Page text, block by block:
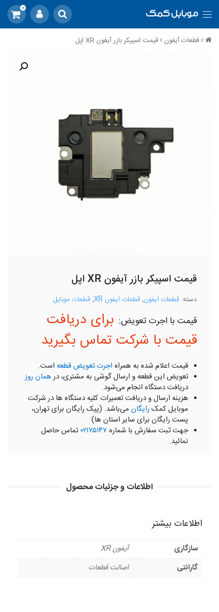
0
قطعات آیفون قیمت اسپیکر بازر آیفون XR اپل
قیمت اسپیکر بازر آیفون XR اپل
دسته: قطعات آیفون, قطعات آیفون XR , قطعات موبایل
برای دریافت
قیمت با شرکت تماس بگیرید
قیمت اعلام شده به همراه اجرت تعویض قطعه است.
تعویض این قطعه و ارسال گوشی به مشتری، درهمان روز
دریافت دستگاه انجام می‌شود.
هزینه ارسال و دریافت تعمیرات کلیه دستگاه ها در شرکت
موبایل کمک رایگان می‌باشد. (پیک رایگان برای تهران،
پست رایگان برای سایر استان ها)
جهت ثبت سفارش با شماره ۰۲۱۷۵۱۴۷ تماس حاصل
نمائید.
اطلاعات و جزئیات محصول
اطلاعات بیشتر
سازگاری
آیفون XR
گارانتی
اصالت قطعات